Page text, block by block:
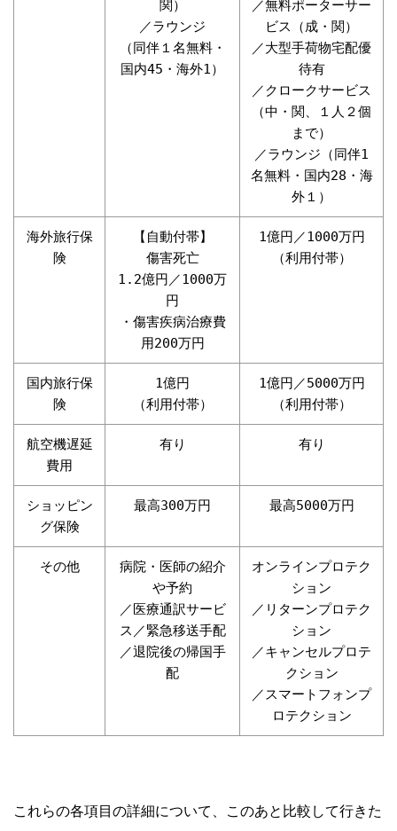
関）
／ラウンジ
（同伴１名無料・
国内45・海外1）
／無料ポーターサー
ビス（成・関）
／大型手荷物宅配優
待有
／クロークサービス
（中・関、１人２個
まで）
／ラウンジ（同伴1
名無料・国内28・海
外１）
海外旅行保
険
【自動付帯】
傷害死亡
1.2億円／1000万
円
・傷害疾病治療費
用200万円
1億円／1000万円
（利用付帯）
国内旅行保
険
1億円
（利用付帯）
1億円／5000万円
（利用付帯）
航空機遅延
費用
有り 有り
ショッピン
グ保険
最高300万円 最高5000万円
その他
病院・医師の紹介
や予約
／医療通訳サービ
ス／緊急移送手配
／退院後の帰国手
配
オンラインプロテク
ション
／リターンプロテク
ション
／キャンセルプロテ
クション
／スマートフォンプ
ロテクション
これらの各項目の詳細について、このあと比較して行きた